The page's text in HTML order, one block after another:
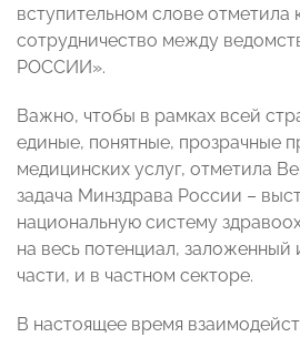
вступительном слове отметила
сотрудничество между
РОССИИ».
Важно, чтобы в рамках всей
единые, понятные, прозрачные
медицинских услуг, отметила
задача Минздрава России –
национальную систему
на весь потенциал, заложенный
части, и в частном секторе.
В настоящее время